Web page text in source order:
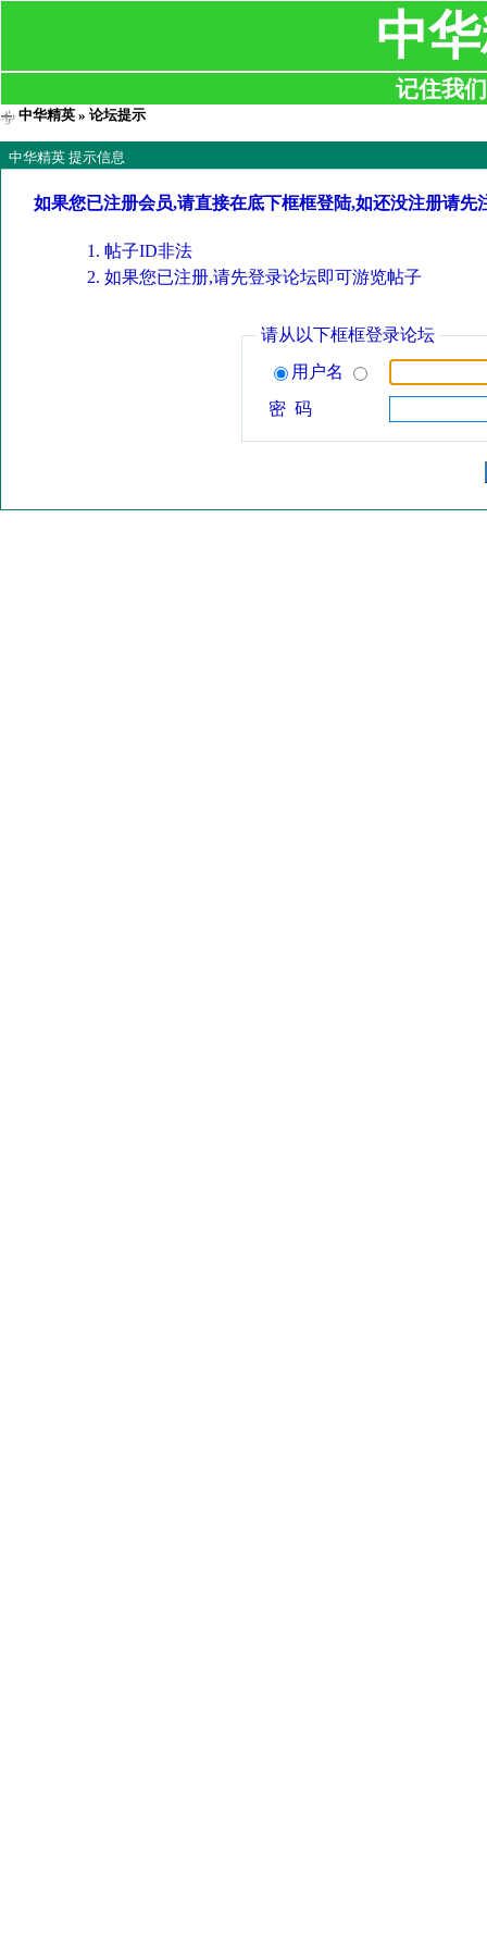
中
记住我
中华精英 » 论坛提示
中华精英 提示信息
如果您已注册会员,请直接在底下框框登陆,如还没注册请先
帖子ID非法
如果您已注册,请先登录论坛即可游览帖子
请从以下框框登录论坛
用户名
密 码